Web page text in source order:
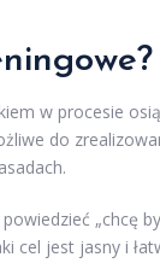
w procesie
do
„chcę
cel jest jasny i